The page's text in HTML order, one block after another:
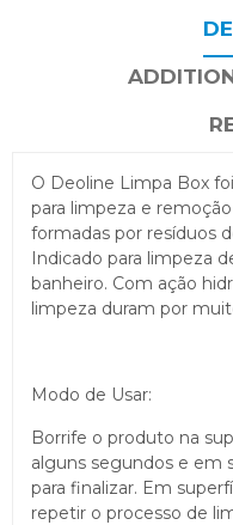
O Deoline Limpa Box
para limpeza e
formadas por resíduos
Indicado para limpeza
banheiro. Com ação
limpeza duram por
Modo de Usar:
Borrife o produto na
alguns segundos e em
para finalizar. Em
repetir o processo de